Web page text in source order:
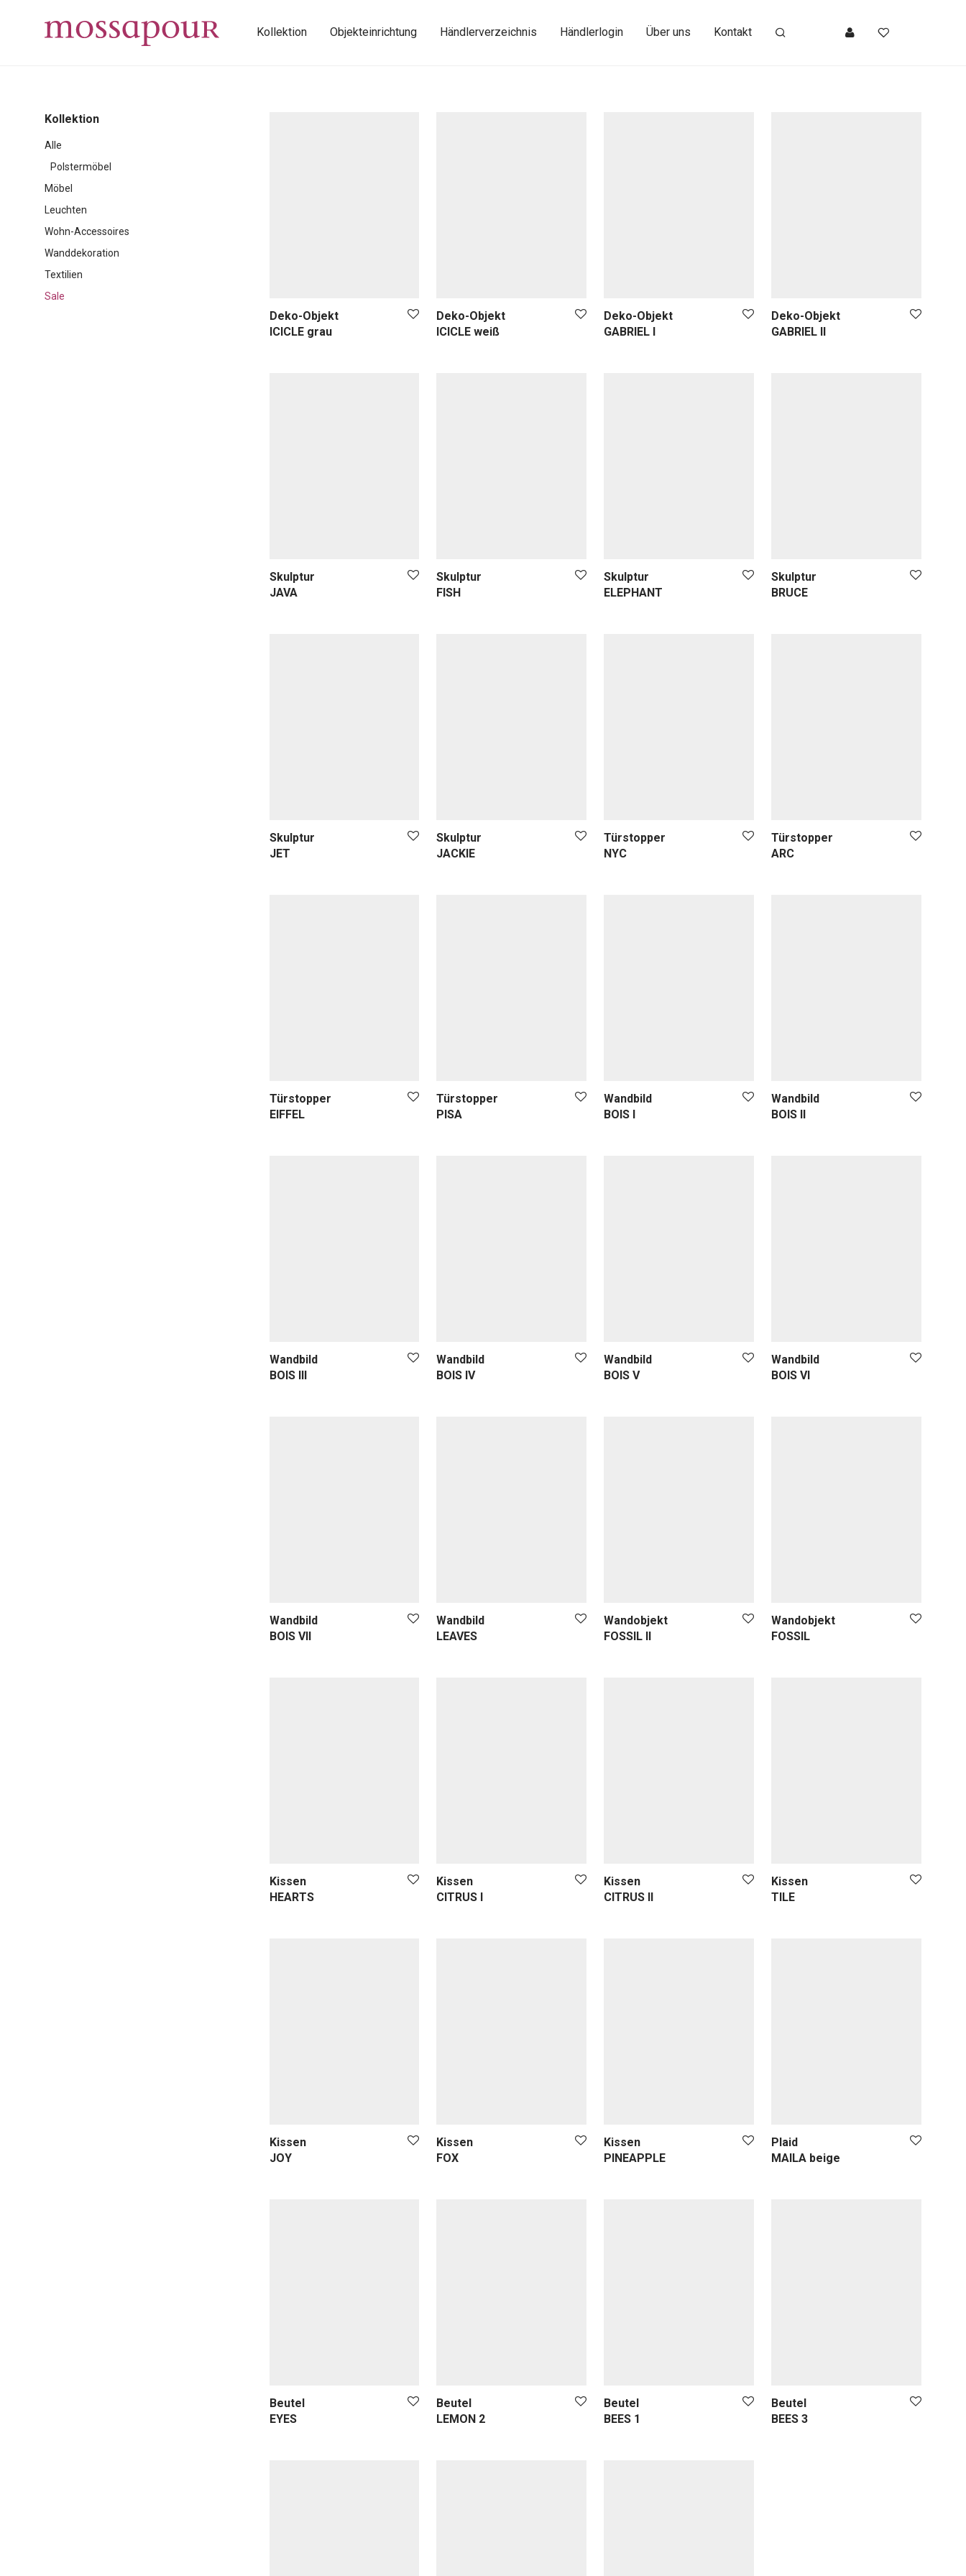
Kollektion Objekteinrichtung Händlerverzeichnis Händlerlogin Über uns Kontakt
Kollektion
Alle
Polstermöbel
Möbel
Leuchten
Wohn-Accessoires
Wanddekoration
Textilien
Sale
Deko-Objekt
ICICLE grau
Deko-Objekt
ICICLE weiß
Deko-Objekt
GABRIEL I
Deko-Objekt
GABRIEL II
Skulptur
JAVA
Skulptur
FISH
Skulptur
ELEPHANT
Skulptur
BRUCE
Skulptur
JET
Skulptur
JACKIE
Türstopper
NYC
Türstopper
ARC
Türstopper
EIFFEL
Türstopper
PISA
Wandbild
BOIS I
Wandbild
BOIS II
Wandbild
BOIS III
Wandbild
BOIS IV
Wandbild
BOIS V
Wandbild
BOIS VI
Wandbild
BOIS VII
Wandbild
LEAVES
Wandobjekt
FOSSIL II
Wandobjekt
FOSSIL
Kissen
HEARTS
Kissen
CITRUS I
Kissen
CITRUS II
Kissen
TILE
Kissen
JOY
Kissen
FOX
Kissen
PINEAPPLE
Plaid
MAILA beige
Beutel
EYES
Beutel
LEMON 2
Beutel
BEES 1
Beutel
BEES 3